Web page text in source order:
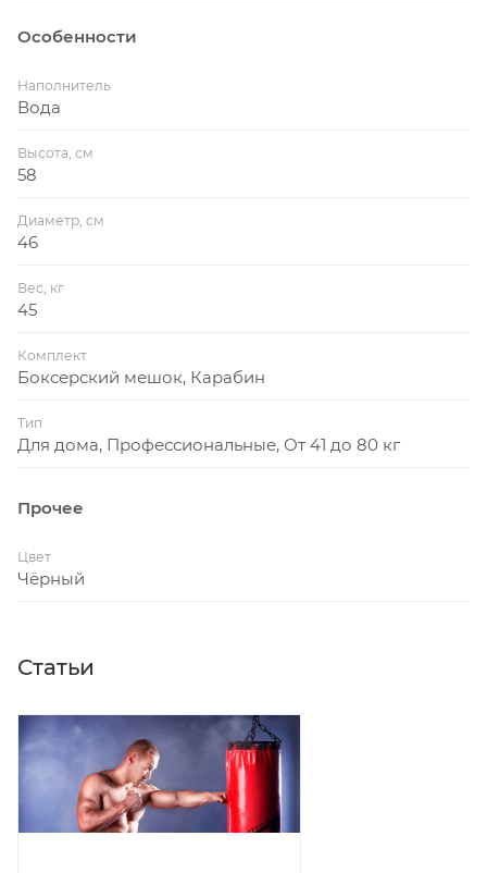
Особенности
Наполнитель
Вода
Высота, см
58
Диаметр, см
46
Вес, кг
45
Комплект
Боксерский мешок, Карабин
Тип
Для дома, Профессиональные, От 41 до 80 кг
Прочее
Цвет
Чёрный
Статьи